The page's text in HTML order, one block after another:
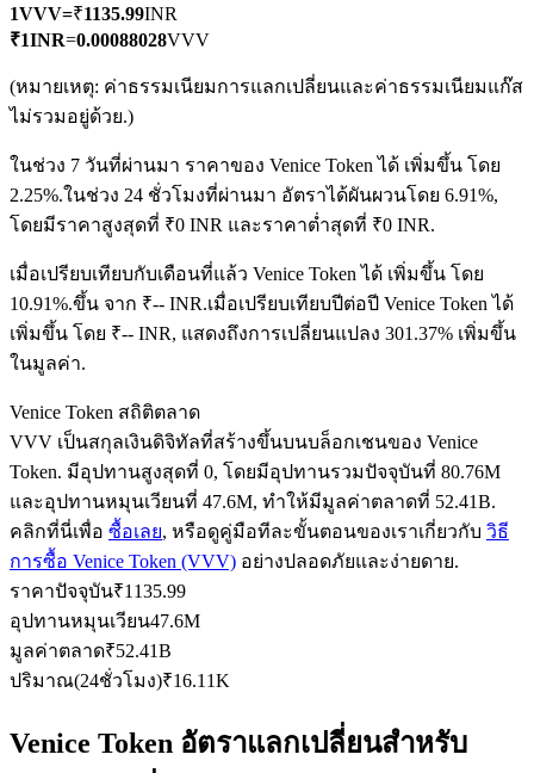
ฟิวเจอร์ส USDC
ฟิวเจอร์สที่ใช้ USDC เป็นหลักประกัน
คัดลอกการซื้อขาย
เข้าร่วมกับเทรดเดอร์ชั้นนำ
1VVV=₹1135.99INR
₹1INR=0.00088028VVV
(หมายเหตุ: ค่าธรรมเนียมการแลกเปลี่ยนและค่าธรรมเนียมแก๊ส
ไม่รวมอยู่ด้วย.)
ในช่วง 7 วันที่ผ่านมา ราคาของ Venice Token ได้ เพิ่มขึ้น โดย
2.25%.ในช่วง 24 ชั่วโมงที่ผ่านมา อัตราได้ผันผวนโดย 6.91%,
โดยมีราคาสูงสุดที่ ₹0 INR และราคาต่ำสุดที่ ₹0 INR.
เมื่อเปรียบเทียบกับเดือนที่แล้ว Venice Token ได้ เพิ่มขึ้น โดย
10.91%.ขึ้น จาก ₹-- INR.เมื่อเปรียบเทียบปีต่อปี Venice Token ได้
เพิ่มขึ้น โดย ₹-- INR, แสดงถึงการเปลี่ยนแปลง 301.37% เพิ่มขึ้น
ในมูลค่า.
Venice Token สถิติตลาด
VVV เป็นสกุลเงินดิจิทัลที่สร้างขึ้นบนบล็อกเชนของ Venice
Token. มีอุปทานสูงสุดที่ 0, โดยมีอุปทานรวมปัจจุบันที่ 80.76M
และอุปทานหมุนเวียนที่ 47.6M, ทำให้มีมูลค่าตลาดที่ 52.41B.
คลิกที่นี่เพื่อ ซื้อเลย, หรือดูคู่มือทีละขั้นตอนของเราเกี่ยวกับ วิธี
การซื้อ Venice Token (VVV) อย่างปลอดภัยและง่ายดาย.
ราคาปัจจุบัน₹1135.99
อุปทานหมุนเวียน47.6M
มูลค่าตลาด₹52.41B
ปริมาณ(24ชั่วโมง)₹16.11K
Venice Token อัตราแลกเปลี่ยนสำหรับ